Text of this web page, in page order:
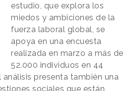
estudio, que explora los
miedos y ambiciones de la
fuerza laboral global, se
apoya en una encuesta
realizada en marzo a más de
52.000 individuos en 44
presenta también una
sociales que están